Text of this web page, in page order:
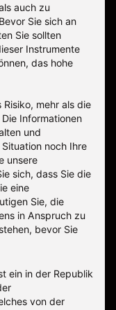
auch zu
Sie sich an
Sie sollten
Instrumente
das hohe
mehr als die
Informationen
und
noch Ihre
unsere
sich, dass Sie die
eine
Sie, die
in Anspruch zu
bevor Sie
ein in der Republik
von der